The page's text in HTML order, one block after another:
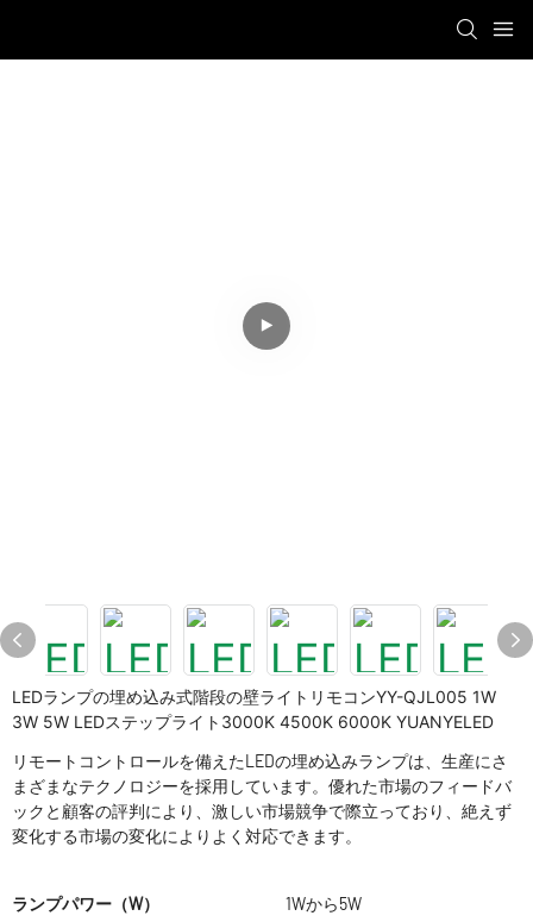
LEDランプの埋め込み式階段の壁ライトリモコンYY-QJL005 1W
3W 5W LEDステップライト3000K 4500K 6000K YUANYELED
リモートコントロールを備えたLEDの埋め込みランプは、生産にさ
まざまなテクノロジーを採用しています。優れた市場のフィードバ
ックと顧客の評判により、激しい市場競争で際立っており、絶えず
変化する市場の変化によりよく対応できます。
ランプパワー（W） 1Wから5W